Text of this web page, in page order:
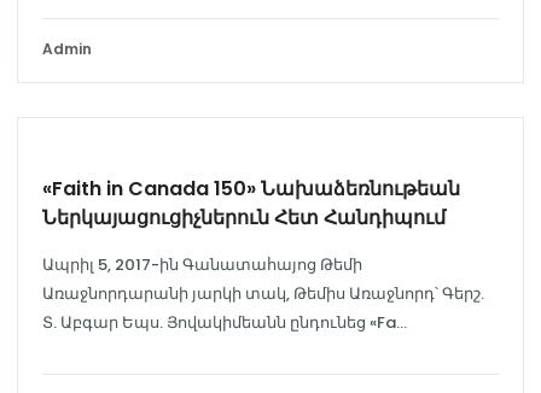
Admin
«Faith in Canada 150» Նախաձեռնութեան
Ներկայացուցիչներուն Հետ Հանդիպում
Ապրիլ 5, 2017-ին Գանատահայոց Թեմի
Առաջնորդարանի յարկի տակ, Թեմիս Առաջնորդ՝ Գերշ.
Տ. Աբգար Եպս. Յովակիմեանն ընդունեց «Fa...